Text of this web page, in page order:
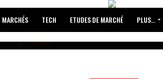
TECH ETUDES DE MARCHÉ PLUS…